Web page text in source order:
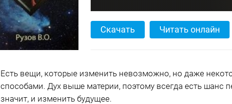
Скачать Читать онлайн
Есть вещи, которые изменить невозможно, но даже
способами. Дух выше материи, поэтому всегда есть шанс
значит, и изменить будущее.